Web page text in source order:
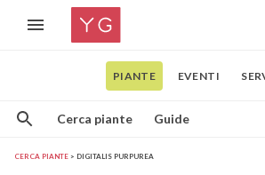
PIANTE EVENTI
Cerca piante Guide
CERCA PIANTE DIGITALIS PURPUREA